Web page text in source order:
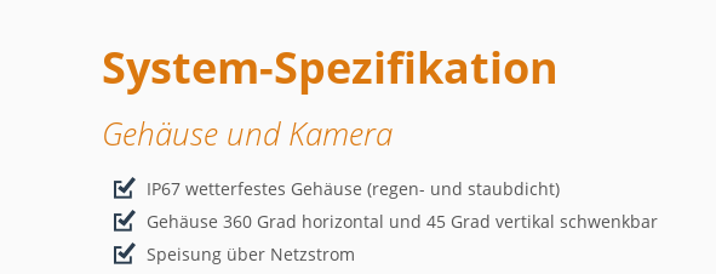
System-Spezifikation
Gehäuse und Kamera
IP67 wetterfestes Gehäuse (regen- und staubdicht)
Gehäuse 360 Grad horizontal und 45 Grad vertikal schwenkbar
Speisung über Netzstrom